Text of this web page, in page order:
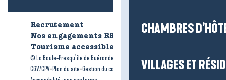
CHAMBRES
VILLAGES ET
Recrutement
Qui sommes-nous ?
Nos engagements RSE
Tourisme accessible
© La Baule-Presqu’île de Guérande tourisme Mentions légales-
CGV/CPV-Plan du site-Gestion du consentement -